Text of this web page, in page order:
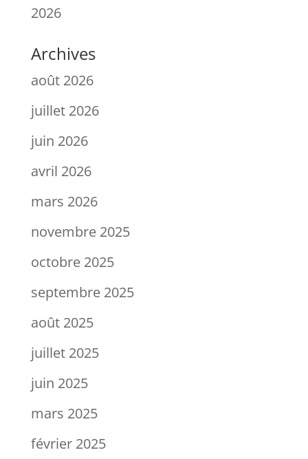
2026
Archives
août 2026
juillet 2026
juin 2026
avril 2026
mars 2026
novembre 2025
octobre 2025
septembre 2025
août 2025
juillet 2025
juin 2025
mars 2025
février 2025